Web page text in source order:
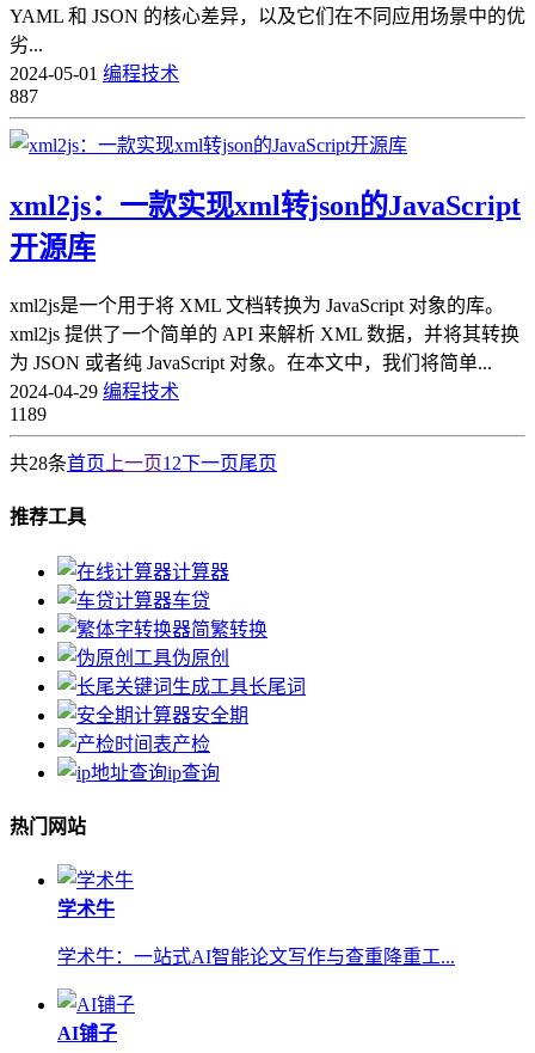
YAML 和 JSON 的核心差异，以及它们在不同应用场景中的优
劣...
2024-05-01 编程技术
887
xml2js：一款实现xml转json的JavaScript
开源库
xml2js是一个用于将 XML 文档转换为 JavaScript 对象的库。
xml2js 提供了一个简单的 API 来解析 XML 数据，并将其转换
为 JSON 或者纯 JavaScript 对象。在本文中，我们将简单...
2024-04-29 编程技术
1189
共28条首页 上一页1 2下一页尾页
推荐工具
计算器
车贷
简繁转换
伪原创
长尾词
安全期
产检
ip查询
热门网站
学术牛
学术牛：一站式AI智能论文写作与查重降重工...
AI铺子